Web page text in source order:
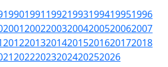
1990199119921993199419951996
2001200220032004200520062007
2012201320142015201620172018
20222023202420252026